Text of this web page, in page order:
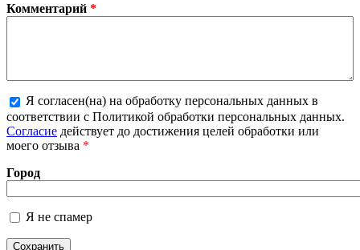
Комментарий *
Более подробная информация о текстовых форматах
Я согласен(на) на обработку персональных данных в
соответствии с Политикой обработки персональных данных.
Согласие действует до достижения целей обработки или
моего отзыва *
Город
Я не спамер